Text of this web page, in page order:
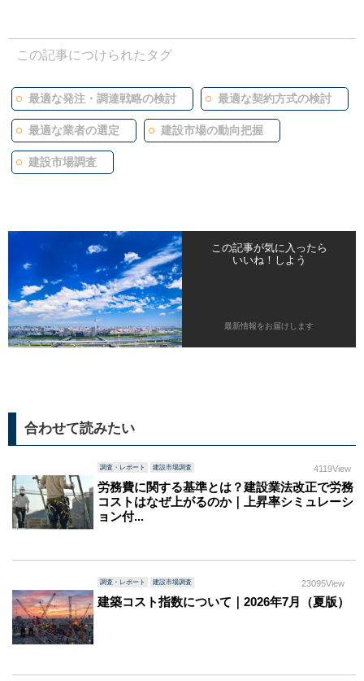
この記事につけられたタグ
最適な発注・調達戦略の検討 最適な契約方式の検討
最適な業者の選定 建設市場の動向把握
建設市場調査
この記事が気に入ったら
いいね！しよう
最新情報をお届けします
合わせて読みたい
調査・レポート 建設市場調査 4119View
労務費に関する基準とは？建設業法改正で労務
コストはなぜ上がるのか｜上昇率シミュレーシ
ョン付...
調査・レポート 建設市場調査 23095View
建築コスト指数について｜2026年7月（夏版）